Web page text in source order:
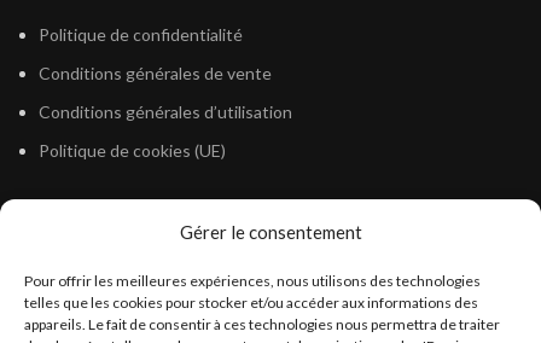
Gérer le consentement
Pour offrir les meilleures expériences, nous utilisons des technologies
telles que les cookies pour stocker et/ou accéder aux informations des
appareils. Le fait de consentir à ces technologies nous permettra de traiter
Politique de confidentialité
Conditions générales de vente
Conditions générales d’utilisation
Politique de cookies (UE)
Législation Gasoil Fioul GNR
Législation Essence